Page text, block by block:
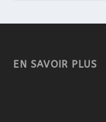
EN SAVOIR PLUS